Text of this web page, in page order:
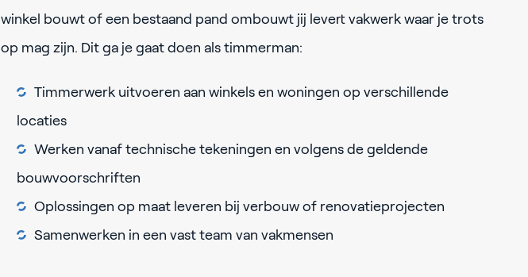
winkel bouwt of een bestaand pand ombouwt jij levert vakwerk waar je trots
op mag zijn. Dit ga je gaat doen als timmerman:
Timmerwerk uitvoeren aan winkels en woningen op verschillende
locaties
Werken vanaf technische tekeningen en volgens de geldende
bouwvoorschriften
Oplossingen op maat leveren bij verbouw of renovatieprojecten
Samenwerken in een vast team van vakmensen